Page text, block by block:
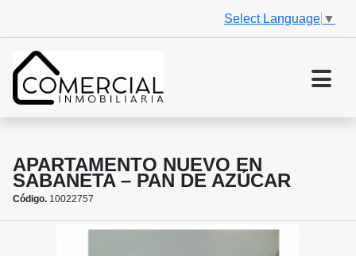
Select Language ▼
APARTAMENTO NUEVO EN
SABANETA – PAN DE AZÚCAR
Código. 10022757